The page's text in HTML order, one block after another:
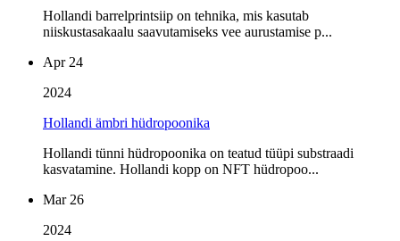
Hollandi barrelprintsiip on tehnika, mis kasutab
niiskustasakaalu saavutamiseks vee aurustamise p...
Apr 24
2024
Hollandi ämbri hüdropoonika
Hollandi tünni hüdropoonika on teatud tüüpi substraadi
kasvatamine. Hollandi kopp on NFT hüdropoo...
Mar 26
2024